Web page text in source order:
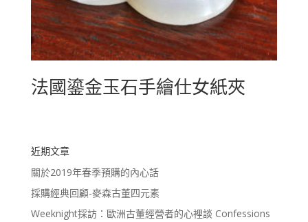
法國鎏金玉石手繪仕女紙夾
近期文章
關於2019年春季預購的內心話
採購經典回顧-麥森古董四元素
Weeknight採訪：歐洲古董經營者的心裡談 Confessions